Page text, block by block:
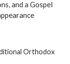
and a Gospel
Orthodox